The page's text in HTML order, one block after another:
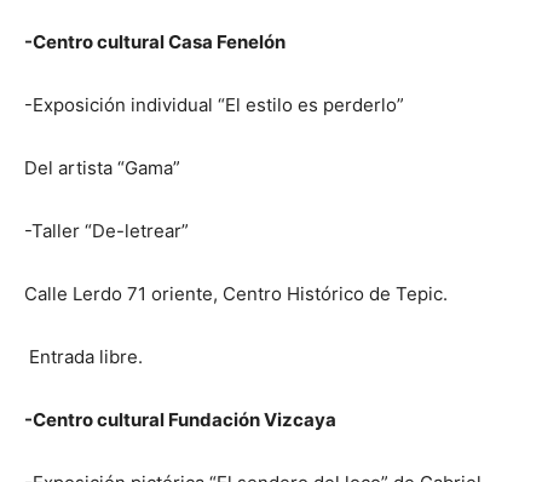
-Centro cultural Casa Fenelón
-Exposición individual “El estilo es perderlo”
Del artista “Gama”
-Taller “De-letrear”
Calle Lerdo 71 oriente, Centro Histórico de Tepic.
Entrada libre.
-Centro cultural Fundación Vizcaya